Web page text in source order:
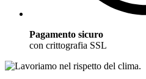
Pagamento sicuro
con crittografia SSL